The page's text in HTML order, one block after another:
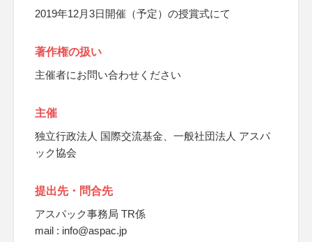
2019年12月3日開催（予定）の授賞式にて
著作権の扱い
主催者にお問い合わせください
主催
独立行政法人 国際交流基金、一般社団法人 アスパ
ック協会
提出先・問合先
アスパック事務局 TR係
mail : info@aspac.jp